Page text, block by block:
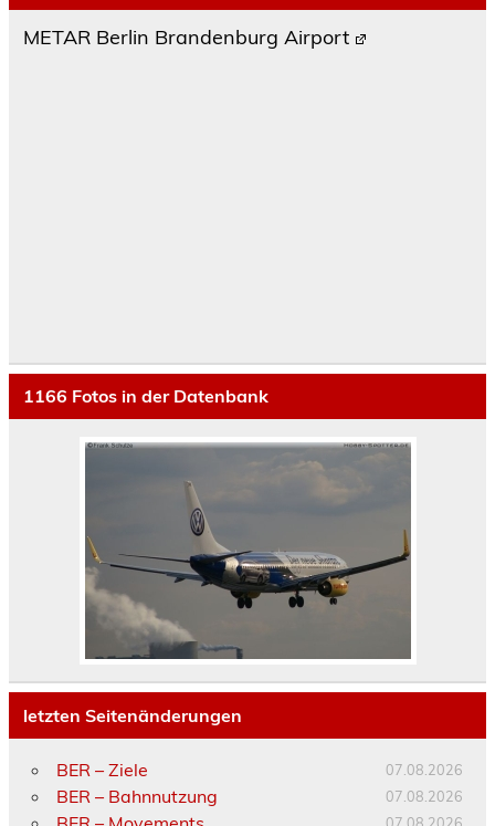
METAR Berlin Brandenburg Airport
1166 Fotos in der Datenbank
letzten Seitenänderungen
BER – Ziele 07.08.2026
BER – Bahnnutzung 07.08.2026
07.08.2026